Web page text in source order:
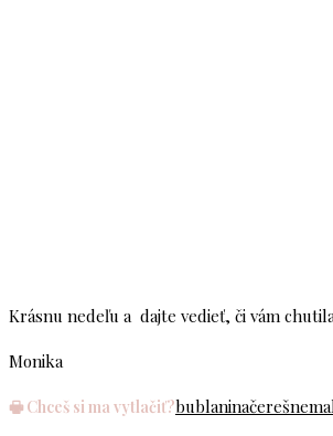
Krásnu nedeľu a dajte vedieť, či vám
Monika
🖶 Chceš si ma vytlačiť?bublaninačerešne